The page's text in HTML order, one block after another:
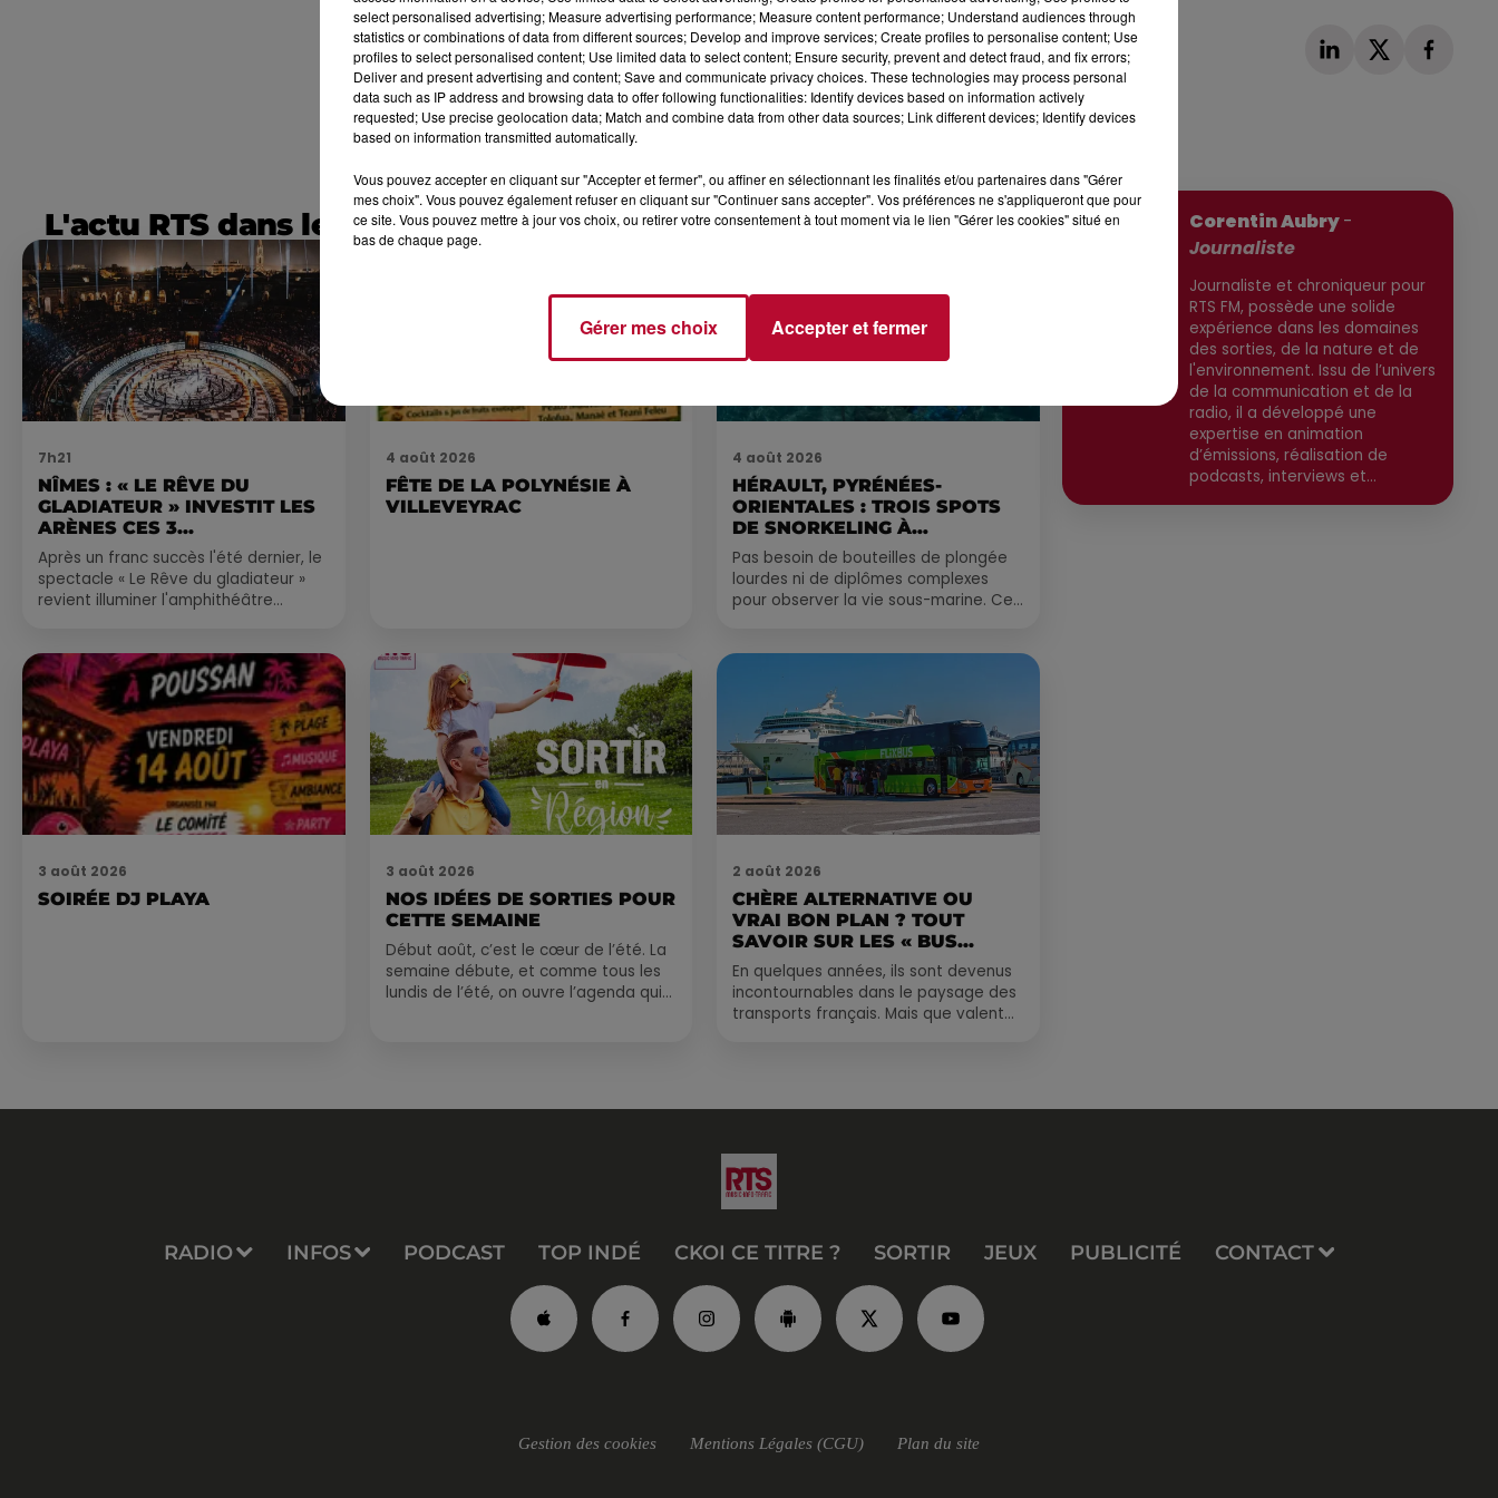
L'actu RTS dans le Sud Voir plus
7h21
NÎMES : « LE RÊVE DU
GLADIATEUR » INVESTIT LES
ARÈNES CES 3...
Après un franc succès l'été dernier, le
spectacle « Le Rêve du gladiateur »
revient illuminer l'amphithéâtre
4 août 2026
FÊTE DE LA POLYNÉSIE À
VILLEVEYRAC
4 août 2026
HÉRAULT, PYRÉNÉES-
ORIENTALES : TROIS SPOTS
DE SNORKELING À
EXPLORER...
Pas besoin de bouteilles de plongée
lourdes ni de diplômes complexes
pour observer la vie sous-marine. Cet
3 août 2026
SOIRÉE DJ PLAYA
3 août 2026
NOS IDÉES DE SORTIES POUR
CETTE SEMAINE
Début août, c’est le cœur de l’été. La
semaine débute, et comme tous les
lundis de l’été, on ouvre l’agenda qui
2 août 2026
CHÈRE ALTERNATIVE OU
VRAI BON PLAN ? TOUT
SAVOIR SUR LES « BUS...
En quelques années, ils sont devenus
incontournables dans le paysage des
transports français. Mais que valent
Publié : 22 mai 2026 à 13h01 par
Corentin Aubry-
Journaliste
Journaliste et chroniqueur pour
RTS FM, possède une solide
expérience dans les domaines
des sorties, de la nature et de
l'environnement. Issu de l’univers
de la communication et de la
radio, il a développé une
expertise en animation
d’émissions, réalisation de
podcasts, interviews et
RADIO INFOS PODCAST TOP INDÉ CKOI CE TITRE ? SORTIR JEUX PUBLICITÉ CONTACT
Gestion des cookies Mentions Légales (CGU) Plan du site
select personalised advertising; Measure advertising performance; Measure content performance; Understand audiences through
statistics or combinations of data from different sources; Develop and improve services; Create profiles to personalise content; Use
profiles to select personalised content; Use limited data to select content; Ensure security, prevent and detect fraud, and fix errors;
Deliver and present advertising and content; Save and communicate privacy choices. These technologies may process personal
data such as IP address and browsing data to offer following functionalities: Identify devices based on information actively
requested; Use precise geolocation data; Match and combine data from other data sources; Link different devices; Identify devices
based on information transmitted automatically.
Vous pouvez accepter en cliquant sur "Accepter et fermer", ou affiner en sélectionnant les finalités et/ou partenaires dans "Gérer
mes choix". Vous pouvez également refuser en cliquant sur "Continuer sans accepter". Vos préférences ne s'appliqueront que pour
ce site. Vous pouvez mettre à jour vos choix, ou retirer votre consentement à tout moment via le lien "Gérer les cookies" situé en
bas de chaque page.
Gérer mes choix Accepter et fermer